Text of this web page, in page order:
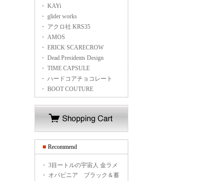
・ KAYi
・ glider works
・ アクロ社 KRS35
・ AMOS
・ ERICK SCARECROW
・ Dead Presidents Design
・ TIME CAPSULE
・ ハードコアチョコレート
・ BOOT COUTURE
Recommend
・ 3目ートルの宇宙人 金ラメ
・ オパビニア ブラック＆蓄